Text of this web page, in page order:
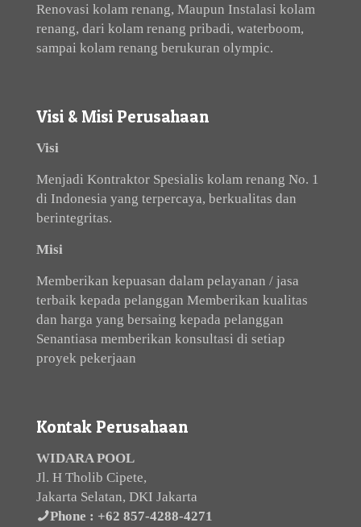
Renovasi kolam renang, Maupun Instalasi kolam
renang, dari kolam renang pribadi, waterboom,
sampai kolam renang berukuran olympic.
Visi & Misi Perusahaan
Visi
Menjadi Kontraktor Spesialis kolam renang No. 1
di Indonesia yang terpercaya, berkualitas dan
berintegritas.
Misi
Memberikan kepuasan dalam pelayanan / jasa
terbaik kepada pelanggan Memberikan kualitas
dan harga yang bersaing kepada pelanggan
Senantiasa memberikan konsultasi di setiap
proyek pekerjaan
Kontak Perusahaan
WIDARA POOL
Jl. H Tholib Cipete,
Jakarta Selatan, DKI Jakarta
Phone : +62 857-4288-4271